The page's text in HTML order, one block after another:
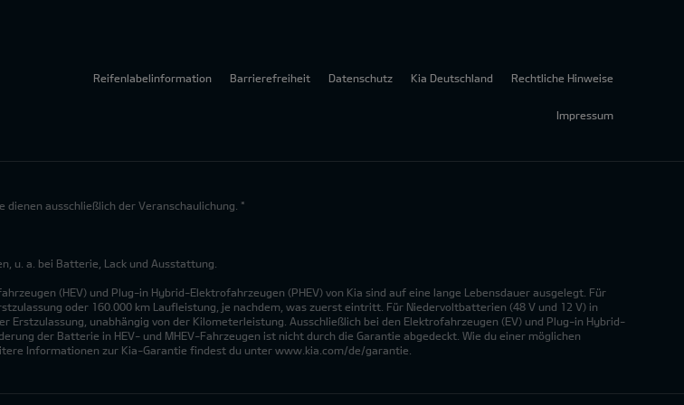
Reifenlabelinformation Barrierefreiheit Datenschutz Kia Deutschland Rechtliche Hinweise
Impressum
ausschließlich der Veranschaulichung. *
u. a. bei Batterie, Lack und Ausstattung.
(HEV) und Plug-in Hybrid-Elektrofahrzeugen (PHEV) von Kia sind auf eine lange Lebensdauer ausgelegt. Für
oder 160.000 km Laufleistung, je nachdem, was zuerst eintritt. Für Niedervoltbatterien (48 V und 12 V) in
unabhängig von der Kilometerleistung. Ausschließlich bei den Elektrofahrzeugen (EV) und Plug-in Hybrid-
der Batterie in HEV- und MHEV-Fahrzeugen ist nicht durch die Garantie abgedeckt. Wie du einer möglichen
Informationen zur Kia-Garantie findest du unter www.kia.com/de/garantie.